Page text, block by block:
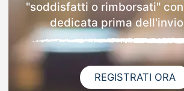
"soddisfatti o rimborsati"
dedicata prima
REGISTRATI ORA